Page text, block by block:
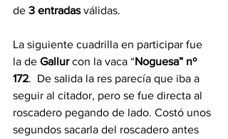
de 3 entradas válidas.
La siguiente cuadrilla en participar fue
la de Gallur con la vaca “Noguesa” nº
172.  De salida la res parecía que iba a
seguir al citador, pero se fue directa al
roscadero pegando de lado. Costó unos
segundos sacarla del roscadero antes